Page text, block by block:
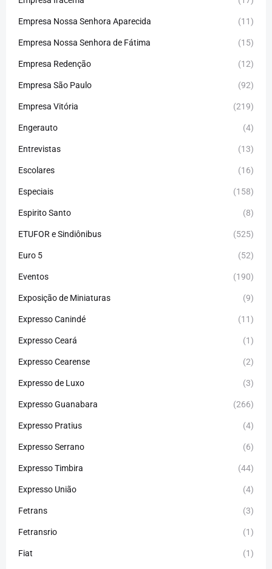
Empresa Nossa Senhora Aparecida (11)
Empresa Nossa Senhora de Fátima (15)
Empresa Redenção (12)
Empresa São Paulo (92)
Empresa Vitória (219)
Engerauto (4)
Entrevistas (13)
Escolares (16)
Especiais (158)
Espirito Santo (8)
ETUFOR e Sindiônibus (525)
Euro 5 (52)
Eventos (190)
Exposição de Miniaturas (9)
Expresso Canindé (11)
Expresso Ceará (1)
Expresso Cearense (2)
Expresso de Luxo (3)
Expresso Guanabara (266)
Expresso Pratius (4)
Expresso Serrano (6)
Expresso Timbira (44)
Expresso União (4)
Fetrans (3)
Fetransrio (1)
Fiat (1)